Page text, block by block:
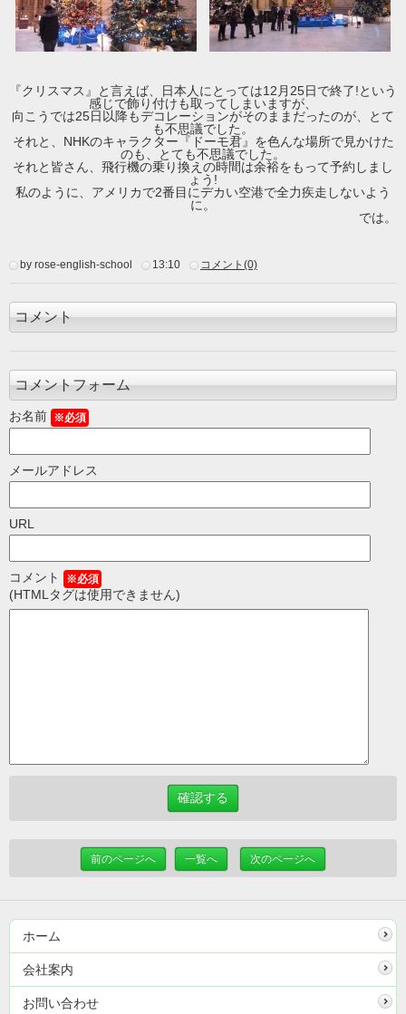
『クリスマス』と言えば、日本人にとっては12月25日で終了!という
感じで飾り付けも取ってしまいますが、
向こうでは25日以降もデコレーションがそのままだったのが、とて
も不思議でした。
それと、NHKのキャラクター『ドーモ君』を色んな場所で見かけた
のも、とても不思議でした。
それと皆さん、飛行機の乗り換えの時間は余裕をもって予約しまし
ょう!
私のように、アメリカで2番目にデカい空港で全力疾走しないよう
に。
では。
by rose-english-school 13:10 コメント(0)
コメント
コメントフォーム
お名前 ※必須
メールアドレス
URL
コメント ※必須
(HTMLタグは使用できません)
前のページへ 一覧へ 次のページへ
ホーム
会社案内
お問い合わせ